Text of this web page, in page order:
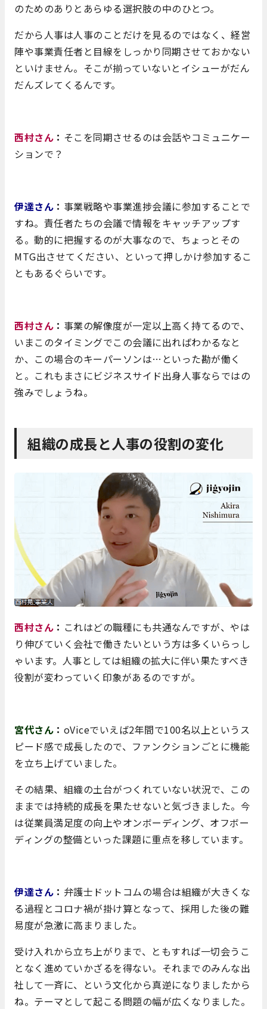
のためのありとあらゆる選択肢の中のひとつ。
だから人事は人事のことだけを見るのではなく、経営
陣や事業責任者と目線をしっかり同期させておかない
といけません。そこが揃っていないとイシューがだん
だんズレてくるんです。
西村さん ： そこを同期させるのは会話やコミュニケー
ションで？
伊達さん ： 事業戦略や事業進捗会議に参加することで
すね。責任者たちの会議で情報をキャッチアップす
る。動的に把握するのが大事なので、ちょっとその
MTG出させてください、といって押しかけ参加するこ
ともあるぐらいです。
西村さん ： 事業の解像度が一定以上高く持てるので、
いまこのタイミングでこの会議に出ればわかるなと
か、この場合のキーパーソンは…といった勘が働く
と。これもまさにビジネスサイド出身人事ならではの
強みでしょうね。
組織の成長と人事の役割の変化
西村さん ： これはどの職種にも共通なんですが、やは
り伸びていく会社で働きたいという方は多くいらっし
ゃいます。人事としては組織の拡大に伴い果たすべき
役割が変わっていく印象があるのですが。
宮代さん ： oViceでいえば2年間で100名以上というス
ピード感で成長したので、ファンクションごとに機能
を立ち上げていました。
その結果、組織の土台がつくれていない状況で、この
ままでは持続的成長を果たせないと気づきました。今
は従業員満足度の向上やオンボーディング、オフボー
ディングの整備といった課題に重点を移しています。
伊達さん ： 弁護士ドットコムの場合は組織が大きくな
る過程とコロナ禍が掛け算となって、採用した後の難
易度が急激に高まりました。
受け入れから立ち上がりまで、ともすれば一切会うこ
となく進めていかざるを得ない。それまでのみんな出
社して一斉に、という文化から真逆になりましたから
ね。テーマとして起こる問題の幅が広くなりました。